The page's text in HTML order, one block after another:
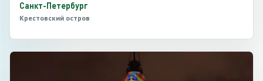
Санкт-Петербург
Крестовский остров